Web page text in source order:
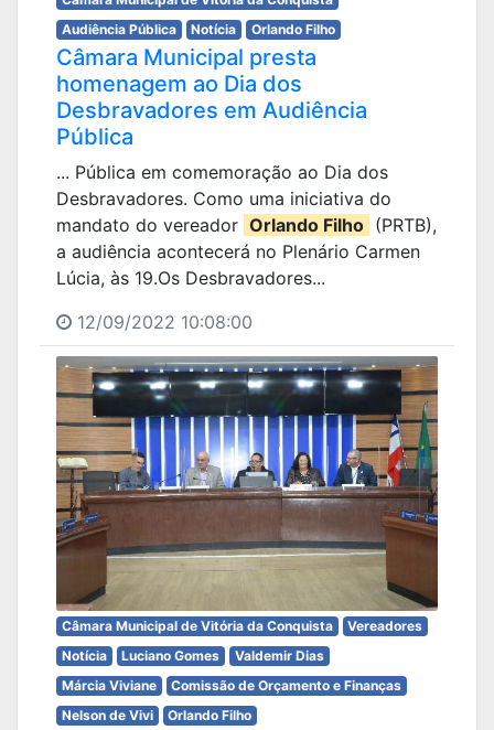
Audiência Pública
Notícia Orlando Filho
Câmara Municipal presta
homenagem ao Dia dos
Desbravadores em Audiência
Pública
... Pública em comemoração ao Dia dos
Desbravadores. Como uma iniciativa do
mandato do vereador Orlando Filho (PRTB),
a audiência acontecerá no Plenário Carmen
Lúcia, às 19.Os Desbravadores...
12/09/2022 10:08:00
Câmara Municipal de Vitória da Conquista
Vereadores
Notícia
Luciano Gomes
Valdemir Dias
Márcia Viviane
Comissão de Orçamento e Finanças
Nelson de Vivi
Orlando Filho